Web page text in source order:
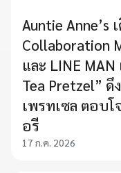
Auntie Anne’s
Collaboration
และ LINE MAN
Tea Pretzel”
เพรทเซล ตอบโ
อรี
17 ก.ค. 2026